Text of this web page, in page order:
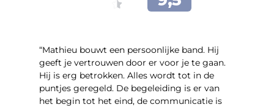
“Mathieu bouwt een persoonlijke band. Hij
geeft je vertrouwen door er voor je te gaan.
Hij is erg betrokken. Alles wordt tot in de
puntjes geregeld. De begeleiding is er van
het begin tot het eind, de communicatie is